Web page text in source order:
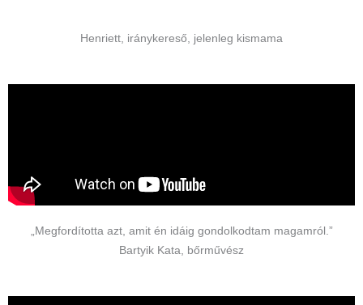
Henriett, iránykereső, jelenleg kismama
„Megfordította azt, amit én idáig gondolkodtam magamról.”
Bartyik Kata, bőrművész